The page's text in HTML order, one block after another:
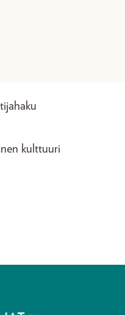
kulttuuri